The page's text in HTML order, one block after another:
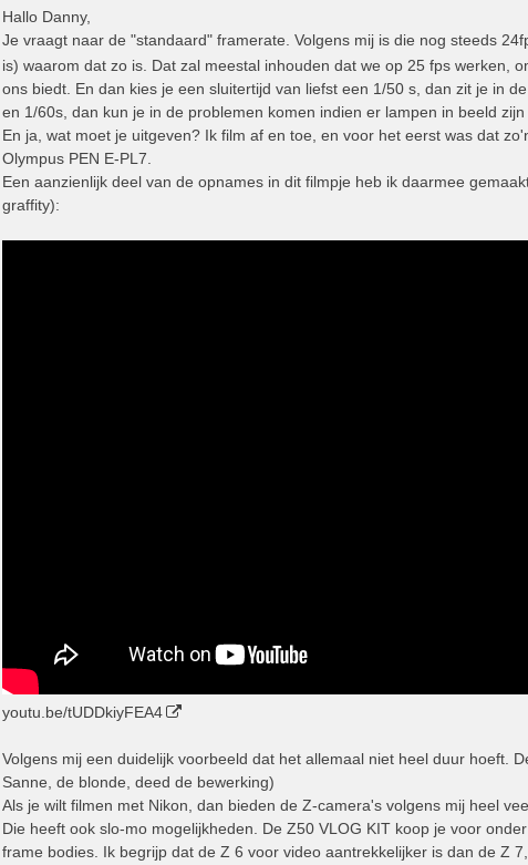
c
h
t
Hallo Danny,
Je vraagt naar de "standaard" framerate. Volgens mij is die nog steeds
is) waarom dat zo is. Dat zal meestal inhouden dat we op 25 fps werken,
ons biedt. En dan kies je een sluitertijd van liefst een 1/50 s, dan zit je in
en 1/60s, dan kun je in de problemen komen indien er lampen in beeld
En ja, wat moet je uitgeven? Ik film af en toe, en voor het eerst was dat
Olympus PEN E-PL7.
Een aanzienlijk deel van de opnames in dit filmpje heb ik daarmee
graffity):
youtu.be/tUDDkiyFEA4
Volgens mij een duidelijk voorbeeld dat het allemaal niet heel duur hoeft.
Sanne, de blonde, deed de bewerking)
Als je wilt filmen met Nikon, dan bieden de Z-camera's volgens mij heel
Die heeft ook slo-mo mogelijkheden. De Z50 VLOG KIT koop je voor
frame bodies. Ik begrijp dat de Z 6 voor video aantrekkelijker is dan de Z